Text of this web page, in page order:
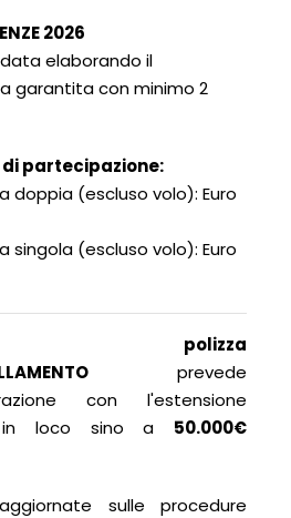
2026
elaborando il
garantita con minimo 2
partecipazione:
doppia (escluso volo): Euro
singola (escluso volo): Euro
polizza
prevede
con l'estensione
in loco sino a 50.000€
sulle procedure